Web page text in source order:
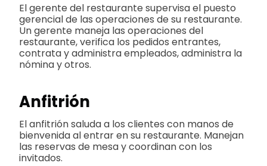
El gerente del restaurante supervisa el puesto
gerencial de las operaciones de su restaurante.
Un gerente maneja las operaciones del
restaurante, verifica los pedidos entrantes,
contrata y administra empleados, administra la
nómina y otros.
Anfitrión
El anfitrión saluda a los clientes con manos de
bienvenida al entrar en su restaurante. Manejan
las reservas de mesa y coordinan con los
invitados.